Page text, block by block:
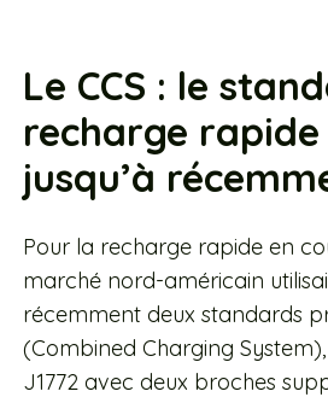
Le CCS : le
recharge
jusqu’à
Pour la recharge rapide en
marché nord-américain
récemment deux standards
(Combined Charging
J1772 avec deux broches